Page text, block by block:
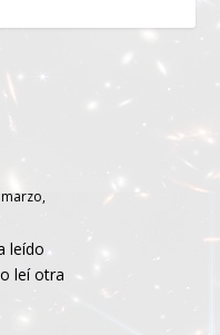
leído
leí otra